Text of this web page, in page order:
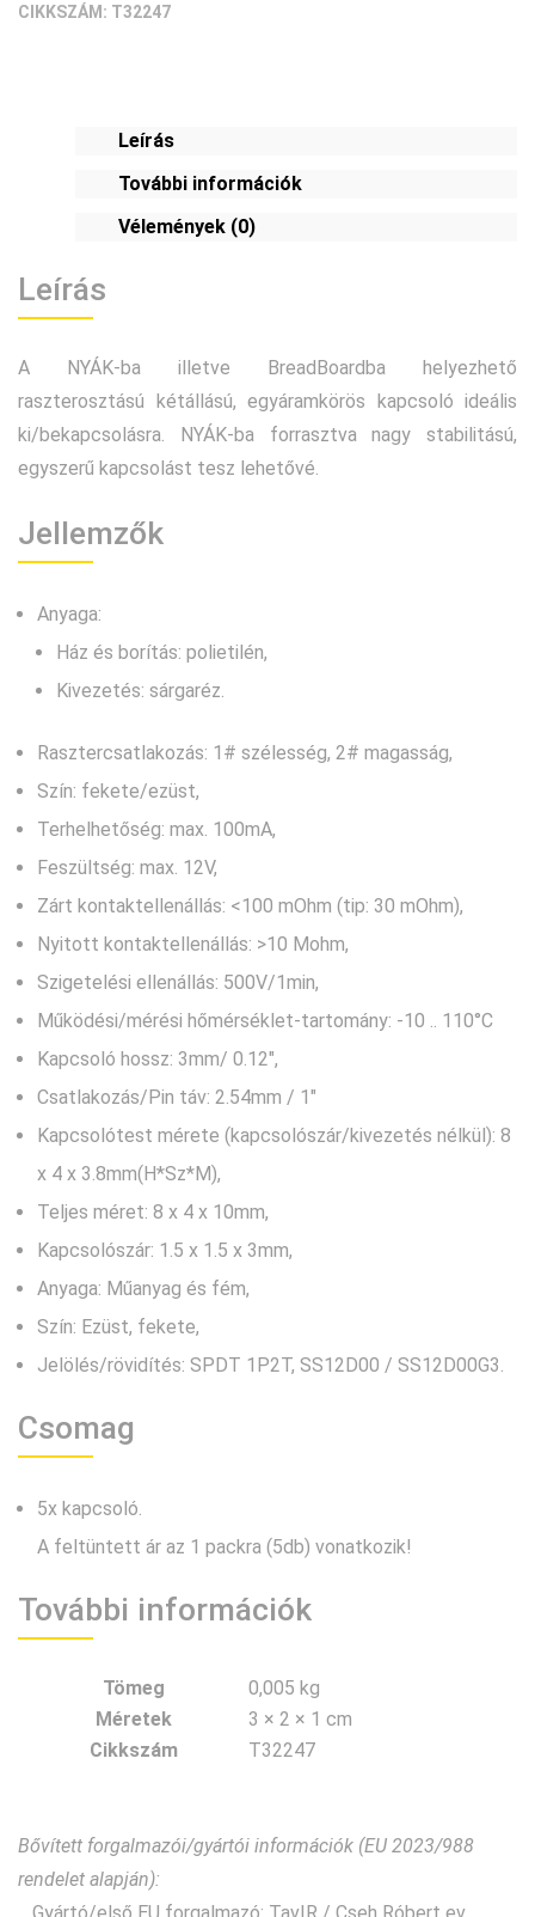
CIKKSZÁM: T32247
Leírás
További információk
Vélemények (0)
Leírás
A NYÁK-ba illetve BreadBoardba helyezhető
raszterosztású kétállású, egyáramkörös kapcsoló ideális
ki/bekapcsolásra. NYÁK-ba forrasztva nagy stabilitású,
egyszerű kapcsolást tesz lehetővé.
Jellemzők
Anyaga:
Ház és borítás: polietilén,
Kivezetés: sárgaréz.
Rasztercsatlakozás: 1# szélesség, 2# magasság,
Szín: fekete/ezüst,
Terhelhetőség: max. 100mA,
Feszültség: max. 12V,
Zárt kontaktellenállás: <100 mOhm (tip: 30 mOhm),
Nyitott kontaktellenállás: >10 Mohm,
Szigetelési ellenállás: 500V/1min,
Működési/mérési hőmérséklet-tartomány: -10 .. 110°C
Kapcsoló hossz: 3mm/ 0.12″,
Csatlakozás/Pin táv: 2.54mm / 1″
Kapcsolótest mérete (kapcsolószár/kivezetés nélkül): 8
x 4 x 3.8mm(H*Sz*M),
Teljes méret: 8 x 4 x 10mm,
Kapcsolószár: 1.5 x 1.5 x 3mm,
Anyaga: Műanyag és fém,
Szín: Ezüst, fekete,
Jelölés/rövidítés: SPDT 1P2T, SS12D00 / SS12D00G3.
Csomag
5x kapcsoló.
A feltüntett ár az 1 packra (5db) vonatkozik!
További információk
Tömeg
0,005 kg
Méretek
3 × 2 × 1 cm
Cikkszám
T32247
Bővített forgalmazói/gyártói információk (EU 2023/988
rendelet alapján):
Gyártó/első EU forgalmazó: TavIR / Cseh Róbert ev.